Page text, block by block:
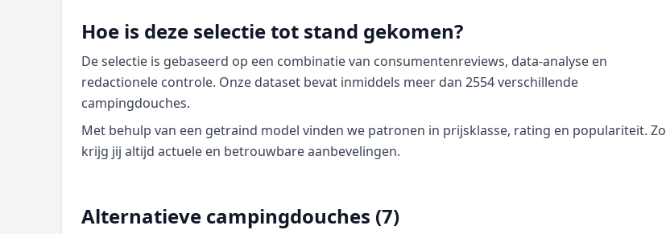
Hoe is deze selectie tot stand gekomen?
De selectie is gebaseerd op een combinatie van consumentenreviews, data‑analyse en
redactionele controle. Onze dataset bevat inmiddels meer dan 2554 verschillende
campingdouches.
Met behulp van een getraind model vinden we patronen in prijsklasse, rating en populariteit. Zo
krijg jij altijd actuele en betrouwbare aanbevelingen.
Alternatieve campingdouches (7)